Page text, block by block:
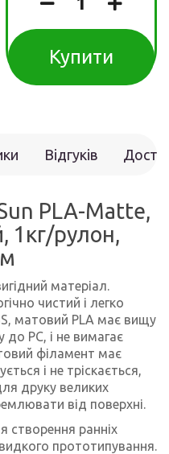
Купити
Відгуків
PLA-Matte,
1кг/рулон,
матеріал.
чистий і легко
матовий PLA має вищу
до PC, і не вимагає
філамент має
і не тріскається,
друку великих
від поверхні.
створення ранніх
прототипування.